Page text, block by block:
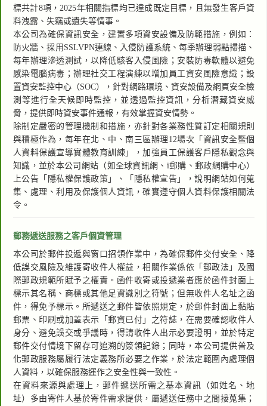
標共計8項，2025年相關指標均已達成既定目標，且無發生客戶資
料洩露、失竊或遺失等情事。
本公司為確保資訊安全，建置多項資安設備及防範措施，例如：
防火牆、採用SSLVPN連線、入侵防護系統、每季辦理弱點掃描、
每年辦理滲透測試，以降低駭客入侵風險；安裝防毒軟體以避免
感染電腦病毒；辦理社交工程演練以增加員工資安風險意識；設
置資安監控中心（SOC），針對網路環境、資安設備及網頁安全檢
測等進行全天候即時監控，並透過監控資訊，分析潛藏資安威
脅，提供即時資安事件通報，有效掌握資安情勢。
除制定嚴密的管理機制和措施，亦針對各業務性質訂定相關規則
與積極作為，每年在北、中、南三區辦理12場次「資訊安全暨個
人資料保護宣導實體教育訓練」，加強員工保護客戶隱私觀念與
知識，並於本公司網站（如全球資訊網、i郵購、郵政網購中心）
上公告「隱私權保護政策」、「隱私權宣告」，說明網站如何蒐
集、處理、利用及保護個人資訊，確實遵守個人資料保護相關法
令。
郵務遞送服務之客戶個資管理
本公司於郵件投遞與窗口招領作業中，為確保郵件交付安全、降
低誤交風險及維護寄收件人權益，相關作業係依「郵政法」及國
際郵政規範所賦予之權責。函件收寄或投遞業者應於函件封面上
標示其名稱、商標或其他足資識別之符號；但無收件人名址之函
件，得免予標示。所遞送之郵件皆依照規定，於郵件封面上黏貼
郵票、印刷或加蓋表示「郵資已付」之符誌，在需要確認收件人
身分、避免誤交或爭議時，得請收件人出示必要證明，並於特定
郵件交付情境下留存可追溯的簽領紀錄；同時，本公司提供普及
化郵政服務屬履行法定義務所必要之作業，於法定範圍內處理個
人資料，以確保服務運作之安全性與一致性。
在資料來源與處理上，郵件遞送所需之基本資訊（如姓名、地
址）多由寄件人基於寄件需求提供，屬遞送任務中之間接蒐集；